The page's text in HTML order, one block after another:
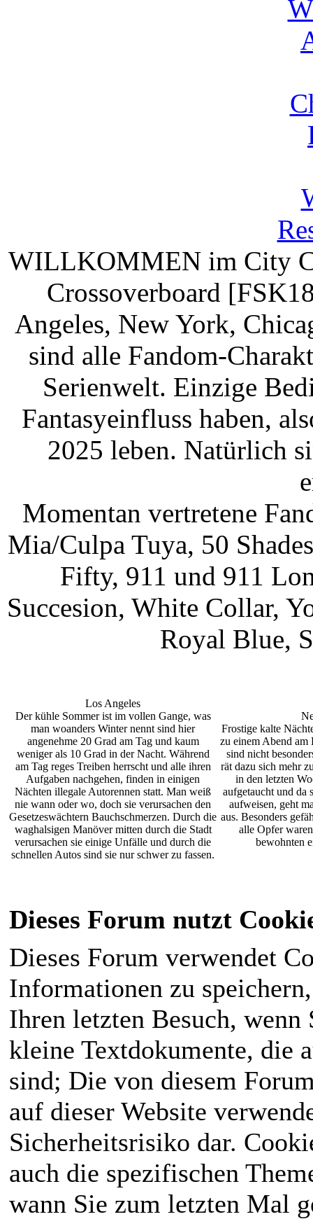
WILLKOMMEN im City
Crossoverboard
Angeles, New York,
sind alle Fandom-
Serienwelt. Einzige
Fantasyeinfluss haben,
2025 leben. Natürlich
Momentan vertretene
Mia/Culpa Tuya, 50
Fifty, 911 und 911
Succesion, White Collar,
Royal Blue,
Los Angeles
Der kühle Sommer ist im vollen Gange, was
man woanders Winter nennt sind hier
angenehme 20 Grad am Tag und kaum
weniger als 10 Grad in der Nacht. Während
am Tag reges Treiben herrscht und alle ihren
Aufgaben nachgehen, finden in einigen
Nächten illegale Autorennen statt. Man weiß
nie wann oder wo, doch sie verursachen den
Gesetzeswächtern Bauchschmerzen. Durch die
waghalsigen Manöver mitten durch die Stadt
verursachen sie einige Unfälle und durch die
schnellen Autos sind sie nur schwer zu fassen.
Frostige kalte
zu einem Abend
sind nicht
rät dazu sich mehr
in den letzten
aufgetaucht und da
aufweisen, geht
aus. Besonders
alle Opfer
bewohnten
Dieses Forum nutzt
Dieses Forum verwendet
Informationen zu
Ihren letzten Besuch,
kleine Textdokumente, die
sind; Die von diesem
auf dieser Website
Sicherheitsrisiko dar.
auch die spezifischen
wann Sie zum letzten Mal